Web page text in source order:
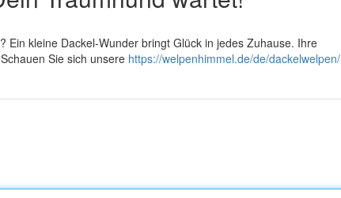
kleine Dackel-Wunder bringt Glück in jedes Zuhause. Ihre
Sie sich unsere https://welpenhimmel.de/de/dackelwelpen/